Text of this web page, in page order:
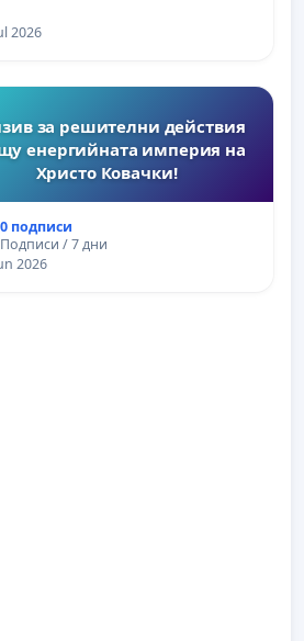
2026
за решителни действия
енергийната империя на
Христо Ковачки!
подписи
/ 7 дни
2026